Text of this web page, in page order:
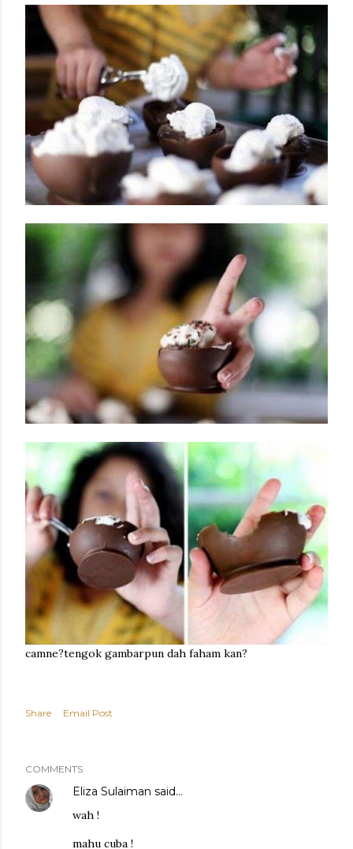
camne?tengok gambarpun dah faham kan?
Share Email Post
COMMENTS
Eliza Sulaiman said…
wah !
mahu cuba !